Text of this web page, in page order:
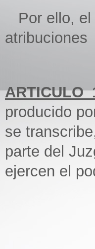
Por ello, el
atribuciones
producido
se
parte del
ejercen el